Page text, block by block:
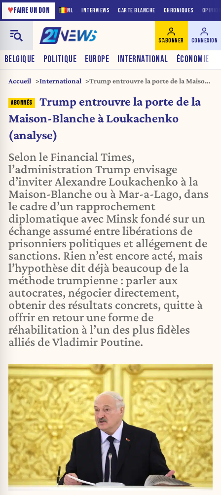
NL INTERVIEWS CARTE BLANCHE CHRONIQUES
♥FAIRE UN DON
BELGIQUE POLITIQUE EUROPE INTERNATIONAL ÉCONOMIE
S'ABONNER CONNEXION
Accueil International
Trump entrouvre la porte de la Maison-
Trump entrouvre la porte de la
Maison-Blanche à Loukachenko
(analyse)
Selon le Financial Times,
l’administration Trump envisage
d’inviter Alexandre Loukachenko à la
Maison-Blanche ou à Mar-a-Lago, dans
le cadre d’un rapprochement
diplomatique avec Minsk fondé sur un
échange assumé entre libérations de
prisonniers politiques et allégement de
sanctions. Rien n’est encore acté, mais
l’hypothèse dit déjà beaucoup de la
méthode trumpienne : parler aux
autocrates, négocier directement,
obtenir des résultats concrets, quitte à
offrir en retour une forme de
réhabilitation à l’un des plus fidèles
alliés de Vladimir Poutine.